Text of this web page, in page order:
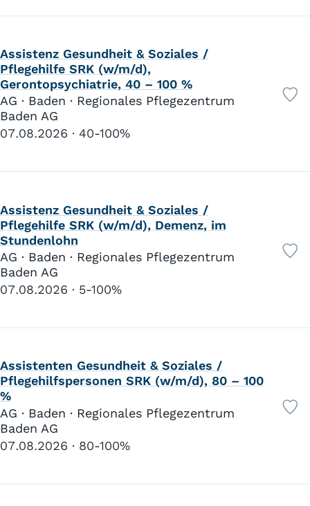
Assistenz Gesundheit & Soziales /
Pflegehilfe SRK (w/m/d),
Gerontopsychiatrie, 40 – 100 %
AG · Baden · Regionales Pflegezentrum
Baden AG
07.08.2026
40-100%
Assistenz Gesundheit & Soziales /
Pflegehilfe SRK (w/m/d), Demenz, im
Stundenlohn
AG · Baden · Regionales Pflegezentrum
Baden AG
07.08.2026
5-100%
Assistenten Gesundheit & Soziales /
Pflegehilfspersonen SRK (w/m/d), 80 – 100
%
AG · Baden · Regionales Pflegezentrum
Baden AG
07.08.2026
80-100%